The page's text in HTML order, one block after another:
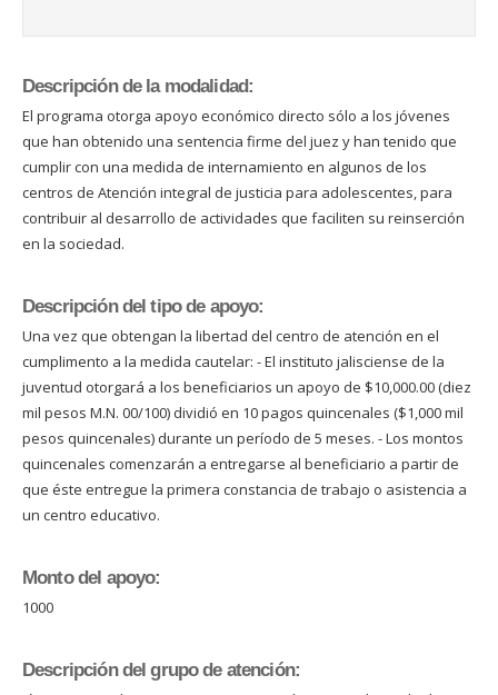
Descripción de la modalidad:
El programa otorga apoyo económico directo sólo a los jóvenes
que han obtenido una sentencia firme del juez y han tenido que
cumplir con una medida de internamiento en algunos de los
centros de Atención integral de justicia para adolescentes, para
contribuir al desarrollo de actividades que faciliten su reinserción
en la sociedad.
Descripción del tipo de apoyo:
Una vez que obtengan la libertad del centro de atención en el
cumplimento a la medida cautelar: - El instituto jalisciense de la
juventud otorgará a los beneficiarios un apoyo de $10,000.00 (diez
mil pesos M.N. 00/100) dividió en 10 pagos quincenales ($1,000 mil
pesos quincenales) durante un período de 5 meses. - Los montos
quincenales comenzarán a entregarse al beneficiario a partir de
que éste entregue la primera constancia de trabajo o asistencia a
un centro educativo.
Monto del apoyo:
1000
Descripción del grupo de atención: